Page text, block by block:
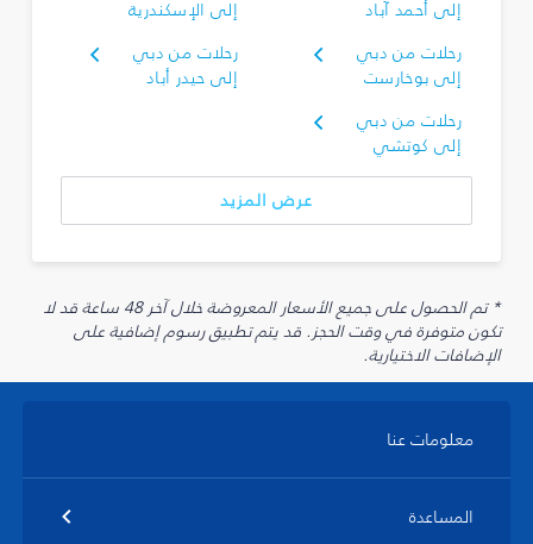
إلى أحمد آباد
إلى الإسكندرية
رحلات من دبي
إلى بوخارست
رحلات من دبي
إلى حيدر أباد
رحلات من دبي
إلى كوتشي
عرض المزيد
* تم الحصول على جميع الأسعار المعروضة خلال آخر 48 ساعة قد لا
تكون متوفرة في وقت الحجز. قد يتم تطبيق رسوم إضافية على
الإضافات الاختيارية.
معلومات عنا
المساعدة